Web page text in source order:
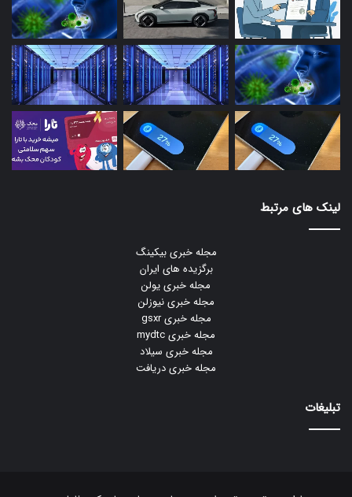
لینک های مرتبط
مجله خبری بیکینگ
برگزیده های ایران
مجله خبری یولن
مجله خبری نیوزلن
مجله خبری gsxr
مجله خبری mydtc
مجله خبری سیلاد
مجله خبری دریافت
تبلیغات